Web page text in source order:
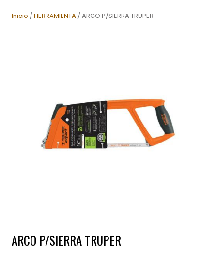
Inicio /HERRAMIENTA / ARCO P/SIERRA TRUPER
ARCO P/SIERRA TRUPER